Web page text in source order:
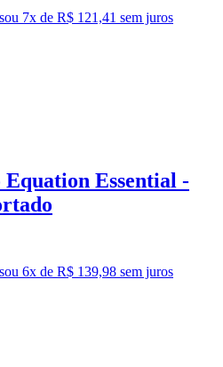
ou 7x de R$ 121,41 sem juros
Essential -
ou 6x de R$ 139,98 sem juros